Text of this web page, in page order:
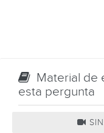
Material de
esta pergunta